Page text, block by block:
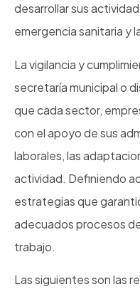
desarrollar sus
emergencia sanitaria y
La vigilancia y
secretaría municipal o
que cada sector,
con el apoyo de sus
laborales, las
actividad. Definiendo
estrategias que
adecuados procesos
trabajo.
Las siguientes son las